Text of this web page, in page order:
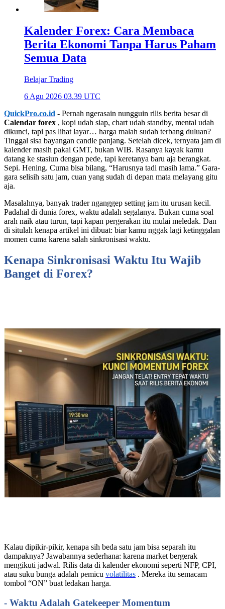
Kalender Forex: Cara Membaca
Berita Ekonomi Tanpa Harus Paham
Semua Data
Belajar Trading
6 Agu 2026 03.39 UTC
QuickPro.co.id - Pernah ngerasain nungguin rilis berita besar di
Calendar forex , kopi udah siap, chart udah standby, mental udah
dikunci, tapi pas lihat layar… harga malah sudah terbang duluan?
Tinggal sisa bayangan candle panjang. Setelah dicek, ternyata jam di
kalender masih pakai GMT, bukan WIB. Rasanya kayak kamu
datang ke stasiun dengan pede, tapi keretanya baru aja berangkat.
Sepi. Hening. Cuma bisa bilang, “Harusnya tadi masih lama.” Gara-
gara selisih satu jam, cuan yang sudah di depan mata melayang gitu
aja.
Masalahnya, banyak trader nganggep setting jam itu urusan kecil.
Padahal di dunia forex, waktu adalah segalanya. Bukan cuma soal
arah naik atau turun, tapi kapan pergerakan itu mulai meledak. Dan
di situlah kenapa artikel ini dibuat: biar kamu nggak lagi ketinggalan
momen cuma karena salah sinkronisasi waktu.
Kenapa Sinkronisasi Waktu Itu Wajib
Banget di Forex?
Kalau dipikir-pikir, kenapa sih beda satu jam bisa separah itu
dampaknya? Jawabannya sederhana: karena market bergerak
mengikuti jadwal. Rilis data di kalender ekonomi seperti NFP, CPI,
atau suku bunga adalah pemicu volatilitas . Mereka itu semacam
tombol “ON” buat ledakan harga.
- Waktu Adalah Gatekeeper Momentum